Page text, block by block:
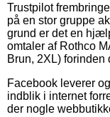
Trustpilot
på en stor gruppe
grund er det en
omtaler af Rothco
Brun, 2XL) forinden
Facebook leverer
indblik i internet
der nogle